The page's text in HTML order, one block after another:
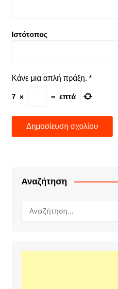
Ιστότοπος
Κάνε μια απλή πράξη. *
7 × = επτά
Αναζήτηση